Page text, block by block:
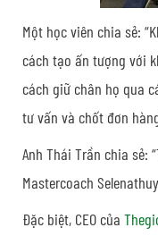
Một học viên chia sẻ:
cách tạo ấn tượng với
cách giữ chân họ qua
tư vấn và chốt đơn
Anh Thái Trần chia sẻ:
Mastercoach
Đặc biệt, CEO của